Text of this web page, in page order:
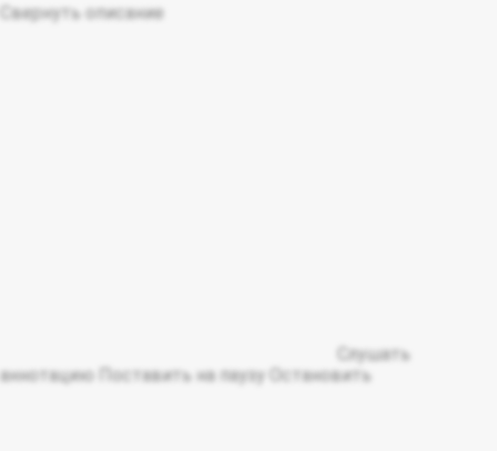
Свернуть описание
Слушать
аннотацию
Поставить на паузу Остановить